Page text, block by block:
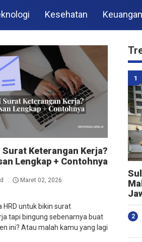
Kesehatan Keuangan
Surat Keterangan Kerja?
Lengkap + Contohnya
Maret 02, 2026
HRD untuk bikin surat
tapi bingung sebenarnya buat
ini? Atau malah kamu yang lagi